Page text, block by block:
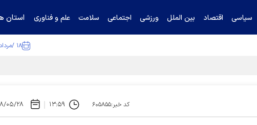
سیاسی اقتصاد بین الملل ورزشی اجتماعی سلامت علم و فناوری استان
۱۸ /مرداد /۱۴۰۵
کمیته استیناف / گل‌گهر با تراکتور و سپاهان هم امتیاز شد
کد خبر:۶۰۵۸۵۵ ۱۳:۵۹ ۱۳۹۸/